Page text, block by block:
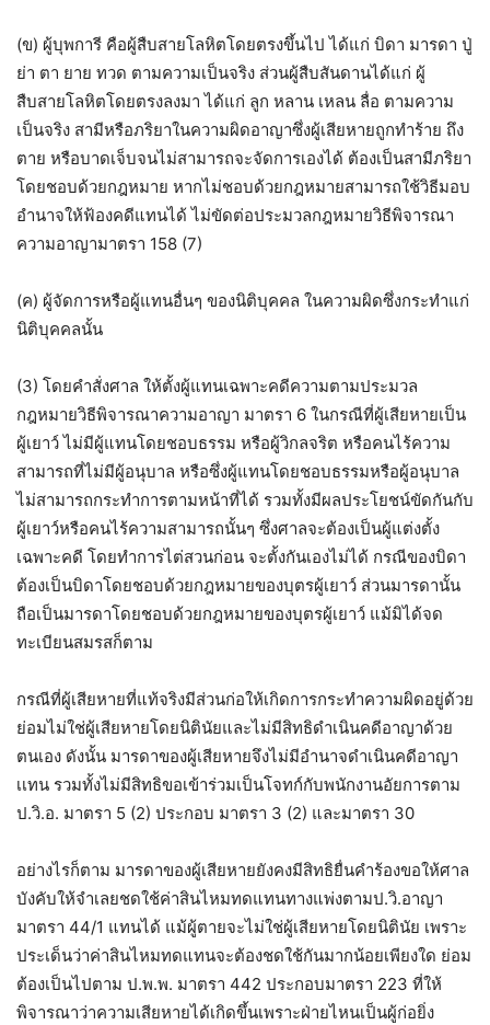
(ข) ผู้บุพการี คือผู้สืบสายโลหิตโดยตรงขึ้นไป ได้แก่ บิดา มารดา ปู่
ย่า ตา ยาย ทวด ตามความเป็นจริง ส่วนผู้สืบสันดานได้แก่ ผู้
สืบสายโลหิตโดยตรงลงมา ได้แก่ ลูก หลาน เหลน ลื่อ ตามความ
เป็นจริง สามีหรือภริยาในความผิดอาญาซึ่งผู้เสียหายถูกทำร้าย ถึง
ตาย หรือบาดเจ็บจนไม่สามารถจะจัดการเองได้ ต้องเป็นสามีภริยา
โดยชอบด้วยกฎหมาย หากไม่ชอบด้วยกฎหมายสามารถใช้วิธีมอบ
อำนาจให้ฟ้องคดีแทนได้ ไม่ขัดต่อประมวลกฎหมายวิธีพิจารณา
ความอาญามาตรา 158 (7)
(ค) ผู้จัดการหรือผู้แทนอื่นๆ ของนิติบุคคล ในความผิดซึ่งกระทำแก่
นิติบุคคลนั้น
(3) โดยคำสั่งศาล ให้ตั้งผู้แทนเฉพาะคดีความตามประมวล
กฎหมายวิธีพิจารณาความอาญา มาตรา 6 ในกรณีที่ผู้เสียหายเป็น
ผู้เยาว์ ไม่มีผู้แทนโดยชอบธรรม หรือผู้วิกลจริต หรือคนไร้ความ
สามารถที่ไม่มีผู้อนุบาล หรือซึ่งผู้แทนโดยชอบธรรมหรือผู้อนุบาล
ไม่สามารถกระทำการตามหน้าที่ได้ รวมทั้งมีผลประโยชน์ขัดกันกับ
ผู้เยาว์หรือคนไร้ความสามารถนั้นๆ ซึ่งศาลจะต้องเป็นผู้แต่งตั้ง
เฉพาะคดี โดยทำการไต่สวนก่อน จะตั้งกันเองไม่ได้ กรณีของบิดา
ต้องเป็นบิดาโดยชอบด้วยกฎหมายของบุตรผู้เยาว์ ส่วนมารดานั้น
ถือเป็นมารดาโดยชอบด้วยกฎหมายของบุตรผู้เยาว์ แม้มิได้จด
ทะเบียนสมรสก็ตาม
กรณีที่ผู้เสียหายที่แท้จริงมีส่วนก่อให้เกิดการกระทำความผิดอยู่ด้วย
ย่อมไม่ใช่ผู้เสียหายโดยนิตินัยและไม่มีสิทธิดำเนินคดีอาญาด้วย
ตนเอง ดังนั้น มารดาของผู้เสียหายจึงไม่มีอำนาจดำเนินคดีอาญา
เเทน รวมทั้งไม่มีสิทธิขอเข้าร่วมเป็นโจทก์กับพนักงานอัยการตาม
ป.วิ.อ. มาตรา 5 (2) ประกอบ มาตรา 3 (2) และมาตรา 30
อย่างไรก็ตาม มารดาของผู้เสียหายยังคงมีสิทธิยื่นคำร้องขอให้ศาล
บังคับให้จำเลยชดใช้ค่าสินไหมทดแทนทางแพ่งตามป.วิ.อาญา
มาตรา 44/1 แทนได้ แม้ผู้ตายจะไม่ใช่ผู้เสียหายโดยนิตินัย เพราะ
ประเด็นว่าค่าสินไหมทดแทนจะต้องชดใช้กันมากน้อยเพียงใด ย่อม
ต้องเป็นไปตาม ป.พ.พ. มาตรา 442 ประกอบมาตรา 223 ที่ให้
พิจารณาว่าความเสียหายได้เกิดขึ้นเพราะฝ่ายไหนเป็นผู้ก่อยิ่ง